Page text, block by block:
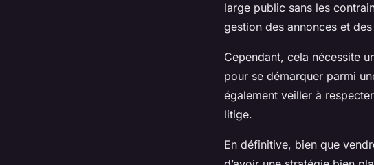
large public sans les
gestion des annonces et
Cependant, cela nécessite
pour se démarquer parmi
également veiller à
litige.
En définitive, bien que